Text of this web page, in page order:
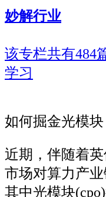
妙解行业
该专栏共有484
学习
如何掘金光模块
近期，伴随着
市场对算力产
其中光模块